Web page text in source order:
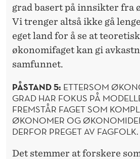
grad basert på innsikter fra
Vi trenger altså ikke gå
eget land for å se at
økonomifaget kan gi
samfunnet.
PÅSTAND 5: ETTERSOM
GRAD HAR FOKUS PÅ
FREMSTÅR FAGET SOM
ØKONOMER OG
DERFOR PREGET AV FAGFOLK.
Det stemmer atforskere